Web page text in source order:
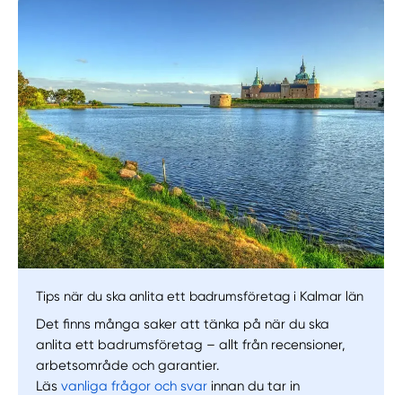
Manuellt Få hjälp
Välj tillvägagångssätt
Tips när du ska anlita ett badrumsföretag i Kalmar län
Det finns många saker att tänka på när du ska
anlita ett badrumsföretag – allt från recensioner,
arbetsområde och garantier.
Läsvanliga frågor och svar innan du tar in